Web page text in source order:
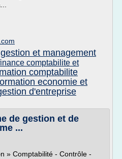
et management
comptabilite et
comptabilite
economie et
d'entreprise
de gestion et de
...
» Comptabilité - Contrôle -